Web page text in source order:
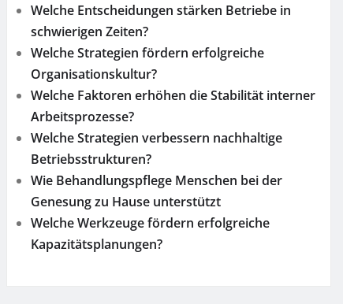
Welche Entscheidungen stärken Betriebe in
schwierigen Zeiten?
Welche Strategien fördern erfolgreiche
Organisationskultur?
Welche Faktoren erhöhen die Stabilität interner
Arbeitsprozesse?
Welche Strategien verbessern nachhaltige
Betriebsstrukturen?
Wie Behandlungspflege Menschen bei der
Genesung zu Hause unterstützt
Welche Werkzeuge fördern erfolgreiche
Kapazitätsplanungen?